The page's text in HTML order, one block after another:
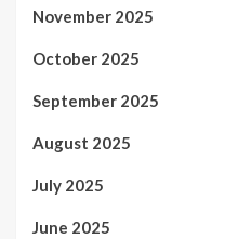
November 2025
October 2025
September 2025
August 2025
July 2025
June 2025